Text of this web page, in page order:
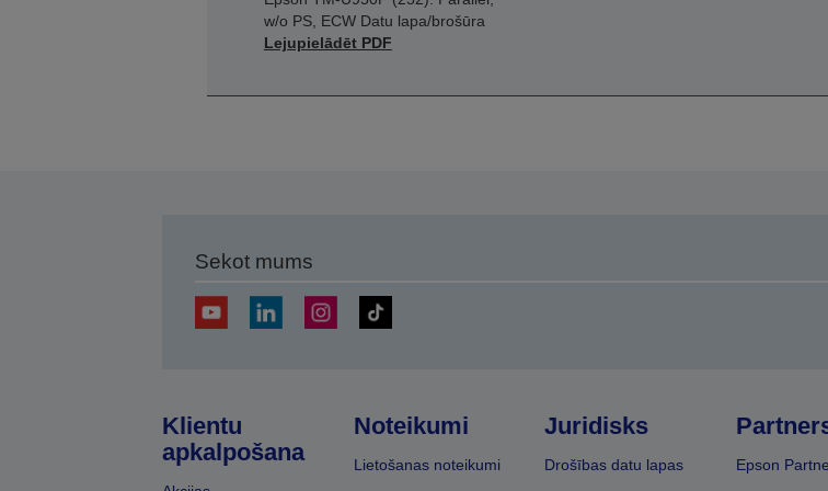
w/o PS, ECW Datu lapa/brošūra
Lejupielādēt PDF
Sekot mums
Klientu
apkalpošana
Noteikumi
Lietošanas noteikumi
Juridisks
Drošības datu lapas
Epson